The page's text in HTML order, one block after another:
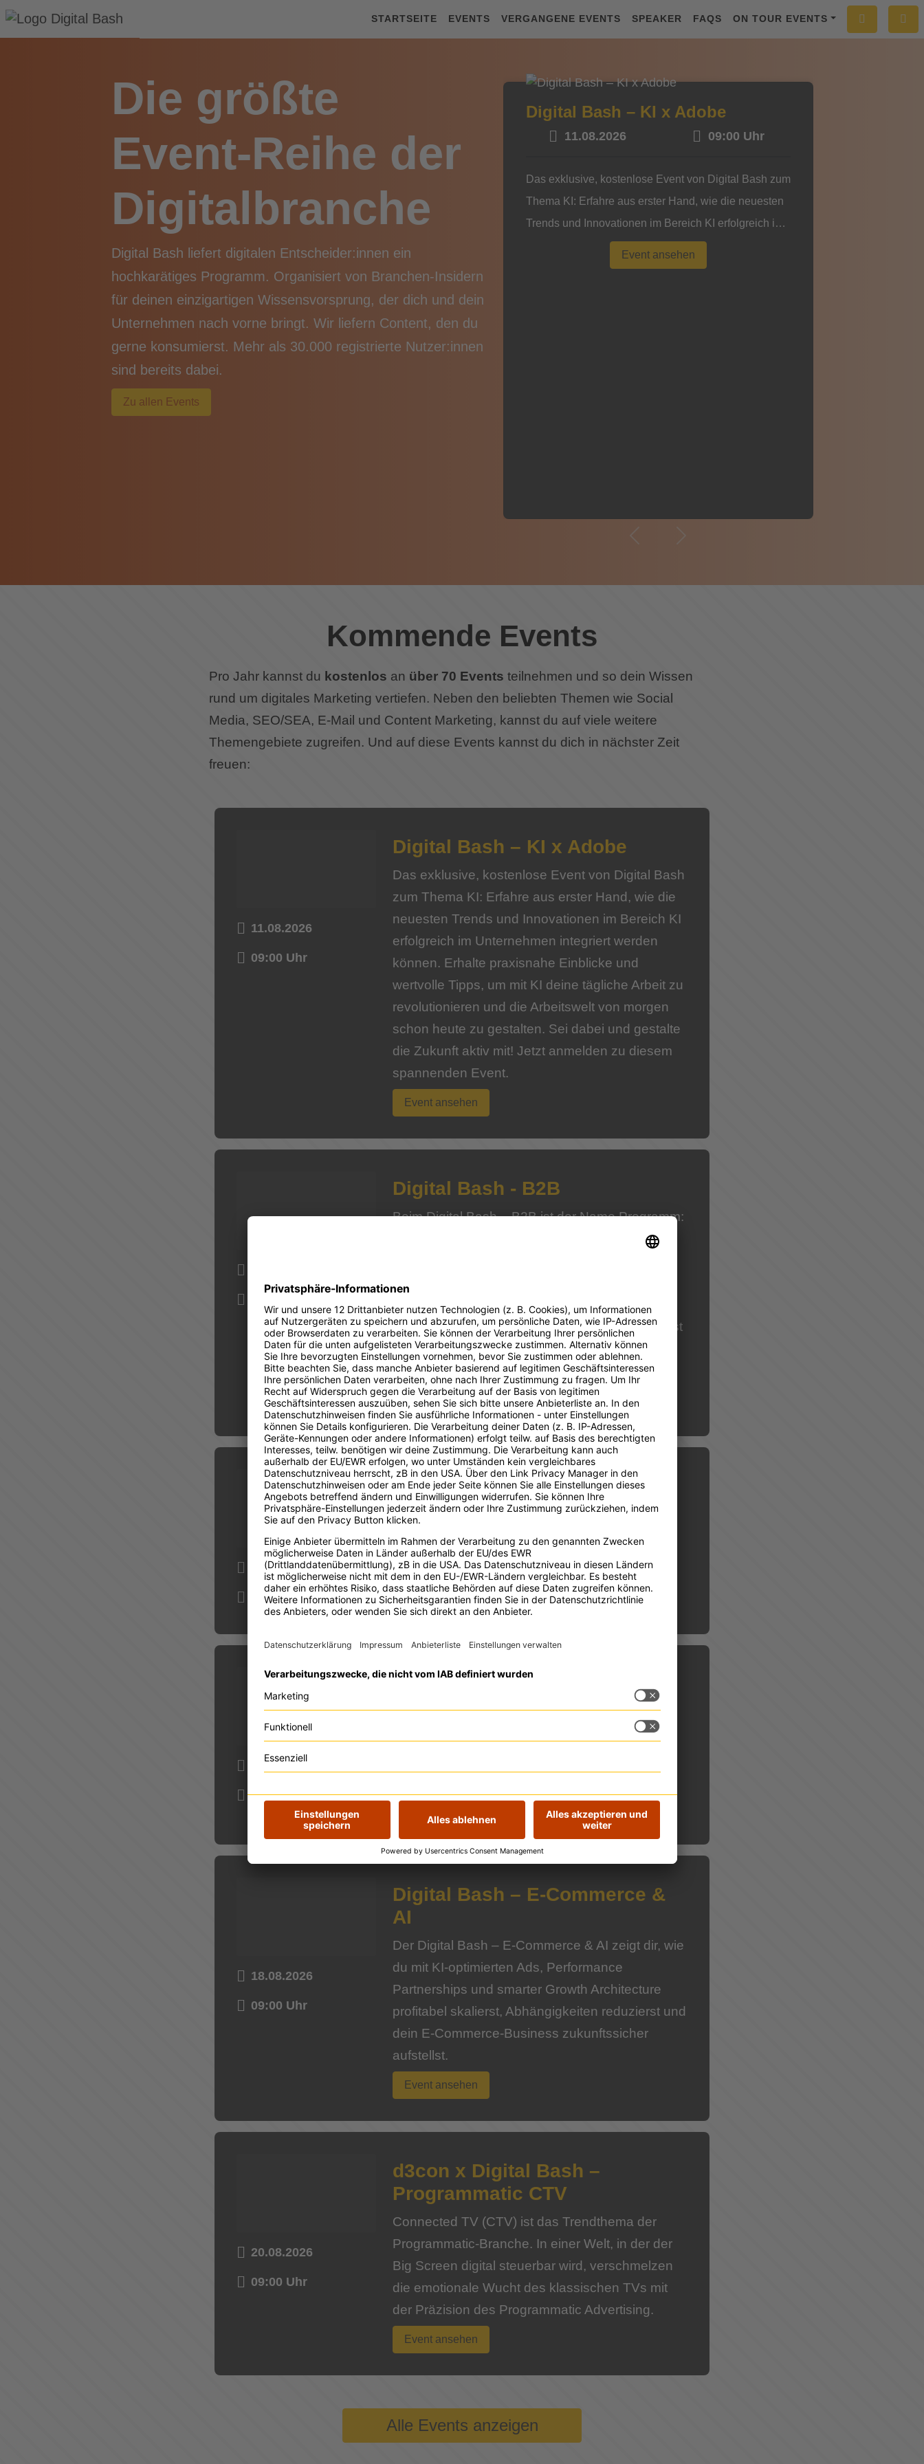
STARTSEITE EVENTS VERGANGENE EVENTS SPEAKER FAQS ON TOUR EVENTS
Die größte
Event-Reihe der
Digitalbranche
Digital Bash liefert digitalen Entscheider:innen ein
hochkarätiges Programm. Organisiert von Branchen-Insidern
für deinen einzigartigen Wissensvorsprung, der dich und dein
Unternehmen nach vorne bringt. Wir liefern Content, den du
gerne konsumierst. Mehr als 30.000 registrierte Nutzer:innen
sind bereits dabei.
Zu allen Events
Digital Bash – KI x Adobe
11.08.2026 09:00 Uhr
Das exklusive, kostenlose Event von Digital Bash zum
Thema KI: Erfahre aus erster Hand, wie die neuesten
Trends und Innovationen im Bereich KI erfolgreich im
Unternehmen integriert werden können. Erhalte
praxisnahe Einblicke und wertvolle Tipps, um mit KI
Event ansehen
Kommende Events
Pro Jahr kannst du kostenlos an über 70 Events teilnehmen und so dein Wissen
rund um digitales Marketing vertiefen. Neben den beliebten Themen wie Social
Media, SEO/SEA, E-Mail und Content Marketing, kannst du auf viele weitere
Themengebiete zugreifen. Und auf diese Events kannst du dich in nächster Zeit
freuen:
11.08.2026
09:00 Uhr
Digital Bash – KI x Adobe
Das exklusive, kostenlose Event von Digital Bash
zum Thema KI: Erfahre aus erster Hand, wie die
neuesten Trends und Innovationen im Bereich KI
erfolgreich im Unternehmen integriert werden
können. Erhalte praxisnahe Einblicke und
wertvolle Tipps, um mit KI deine tägliche Arbeit zu
revolutionieren und die Arbeitswelt von morgen
schon heute zu gestalten. Sei dabei und gestalte
die Zukunft aktiv mit! Jetzt anmelden zu diesem
spannenden Event.
Event ansehen
09:00 Uhr
Digital Bash - B2B
Beim Digital Bash – B2B ist der Name Programm:
Es dreht sich alles um Geschäftsbeziehungen
Personalisierung, Customer Journey und
Targeting auf der Agenda. Zusammen mit B2C ist
B2B ein Urgestein des Digital Bash und gilt als
Anlaufpunkt für Business-Fragen.
Event ansehen
12.08.2026
09:30 Uhr
Digital Bash EXTREME –
Gemini Workshop
Google Gemini im Marketing: Dein KI-Boost für
Recherche, Content und Kampagnen
Event ansehen
13.08.2026
09:00 Uhr
Digital Bash EXTREME - GEO
Workshop
18.08.2026
09:00 Uhr
Digital Bash – E-Commerce &
AI
Der Digital Bash – E-Commerce & AI zeigt dir, wie
du mit KI-optimierten Ads, Performance
Partnerships und smarter Growth Architecture
profitabel skalierst, Abhängigkeiten reduzierst und
dein E-Commerce-Business zukunftssicher
aufstellst.
Event ansehen
20.08.2026
09:00 Uhr
d3con x Digital Bash –
Programmatic CTV
Connected TV (CTV) ist das Trendthema der
Programmatic-Branche. In einer Welt, in der der
Big Screen digital steuerbar wird, verschmelzen
die emotionale Wucht des klassischen TVs mit
der Präzision des Programmatic Advertising.
Event ansehen
Alle Events anzeigen